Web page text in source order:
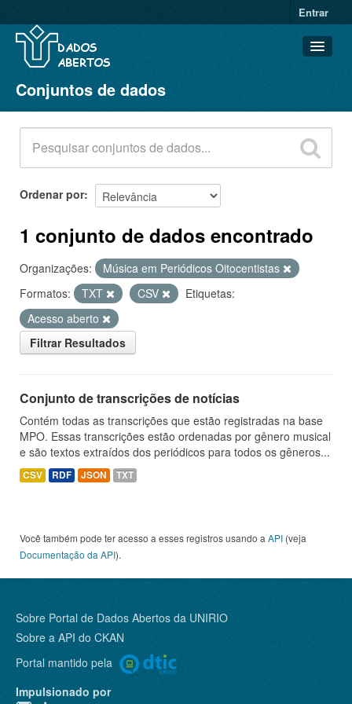
Entrar
Conjuntos de dados
Organizações
Grupos
Sobre
Conjuntos de dados
Ordenar por
1 conjunto de dados encontrado
Organizações:
Música em Periódicos Oitocentistas
Formatos:
TXT CSV
Etiquetas:
Acesso aberto
Filtrar Resultados
Conjunto de transcrições de notícias
Contém todas as transcrições que estão registradas na base
MPO. Essas transcrições estão ordenadas por gênero musical
e são textos extraídos dos periódicos para todos os gêneros...
CSV RDF JSON TXT
Você também pode ter acesso a esses registros usando a API (veja
Documentação da API).
Sobre Portal de Dados Abertos da UNIRIO
Sobre a API do CKAN
Portal mantido pela
Impulsionado por